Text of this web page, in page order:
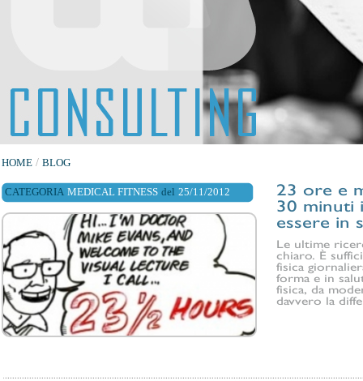
HOME / BLOG
CATEGORIA MEDICAL FITNESS del 25/11/2012
23 ore e
30 minuti
essere in
Le ultime
chiaro. È
fisica
forma e in
fisica, da
davvero la